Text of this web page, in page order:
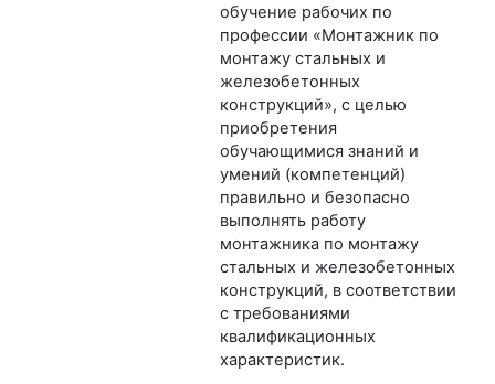
обучение рабочих по
профессии «Монтажник по
монтажу стальных и
железобетонных
конструкций», с целью
приобретения
обучающимися знаний и
умений (компетенций)
правильно и безопасно
выполнять работу
монтажника по монтажу
стальных и железобетонных
конструкций, в соответствии
с требованиями
квалификационных
характеристик.